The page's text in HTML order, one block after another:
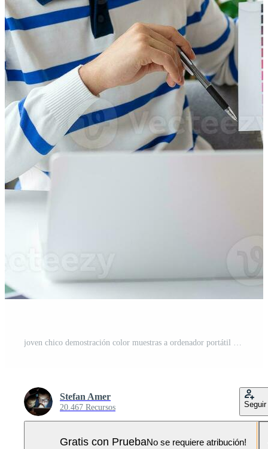
Stefan Amer
20.467 Recursos Seguir
Gratis con PruebaNo se requiere atribución!